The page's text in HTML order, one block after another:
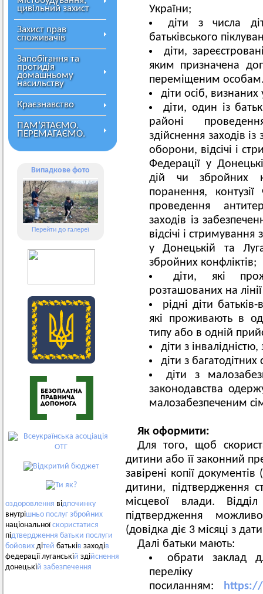
цивільний захист
Захист прав
споживачів
Запобігання та
протидія
домашньому
насильству
Краєзнавство
ПАМ’ЯТАЄМО.
ПЕРЕМАГАЄМО.
Випадкове фото
Перейти до галереї
оздоровлення відпочинку
внутрішньо послуг збройних
національноїскористатися
підтвердження батьки послуги
бойових дітей батьків заходів
федерації луганській здійснення
донецькій забезпечення
України;
діти з числа
батьківського
діти,
яким призначена
переміщеним
діти осіб,
діти, один із
районі
здійснення заходів
оборони, відсічі і
Федерації у
дій чи збройних
поранення,
проведення
заходів із
відсічі і стримування
у Донецькій та
збройних конфліктів;
діти, які
розташованих на
рідні діти
які проживають в
типу або в одній
діти з
діти з багатодітних
діти з
законодавства
малозабезпеченим
Як оформити:
Для того, щоб
дитини або її законний
завірені копії
дитини, підтвердження
місцевої влади.
підтвердження
(довідка діє 3 місяці з
Далі батьки мають:
обрати заклад
посиланням: https://